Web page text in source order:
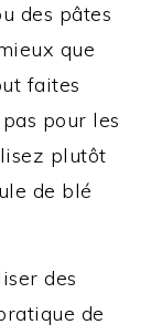
des pâtes
que
faites
pour les
plutôt
de blé
des
de